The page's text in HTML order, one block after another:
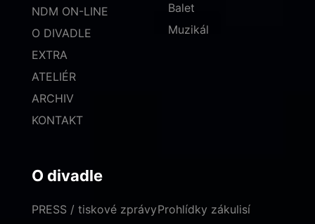
NDM ON-LINE
O DIVADLE
EXTRA
ATELIÉR
ARCHIV
KONTAKT
Balet
Muzikál
O divadle
PRESS / tiskové zprávyProhlídky zákulisí